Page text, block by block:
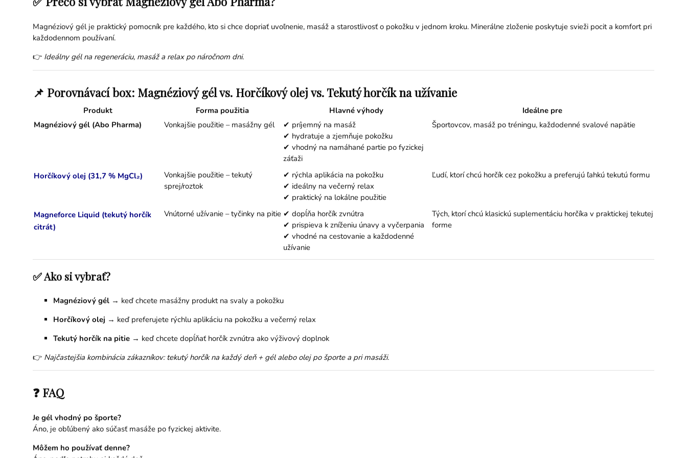
Magnéziový gél je praktický pomocník pre každého, kto si chce dopriať uvoľnenie, masáž a starostlivosť o pokožku v jednom kroku. Minerálne zloženie poskytuje svieži pocit a komfort pri
každodennom používaní.
👉 Ideálny gél na regeneráciu, masáž a relax po náročnom dni.
📌 Porovnávací box: Magnéziový gél vs. Horčíkový olej vs. Tekutý horčík na užívanie
Produkt Forma použitia Hlavné výhody
Ideálne pre
Magnéziový gél (Abo Pharma)
Vonkajšie použitie – masážny gél
✔ príjemný na masáž
✔ hydratuje a zjemňuje pokožku
✔ vhodný na namáhané partie po fyzickej
záťaži
Športovcov, masáž po tréningu, každodenné svalové napätie
Horčíkový olej (31,7 % MgCl₂)
Vonkajšie použitie – tekutý
sprej/roztok
✔ rýchla aplikácia na pokožku
✔ ideálny na večerný relax
✔ praktický na lokálne použitie
Ľudí, ktorí chcú horčík cez pokožku a preferujú ľahkú tekutú formu
Magneforce Liquid (tekutý horčík
citrát)
Vnútorné užívanie – tyčinky na pitie ✔ dopĺňa horčík zvnútra
✔ prispieva k zníženiu únavy a vyčerpania
✔ vhodné na cestovanie a každodenné
užívanie
Tých, ktorí chcú klasickú suplementáciu horčíka v praktickej tekutej
forme
✅ Ako si vybrať?
Magnéziový gél→ keď chcete masážny produkt na svaly a pokožku
Horčíkový olej → keď preferujete rýchlu aplikáciu na pokožku a večerný relax
Tekutý horčík na pitie→ keď chcete dopĺňať horčík zvnútra ako výživový doplnok
👉 Najčastejšia kombinácia zákazníkov: tekutý horčík na každý deň + gél alebo olej po športe a pri masáži.
❓ FAQ
Je gél vhodný po športe?
Áno, je obľúbený ako súčasť masáže po fyzickej aktivite.
Môžem ho používať denne?